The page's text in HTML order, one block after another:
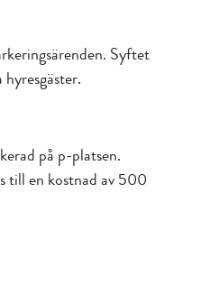
Syftet
på p-platsen.
till en kostnad av 500